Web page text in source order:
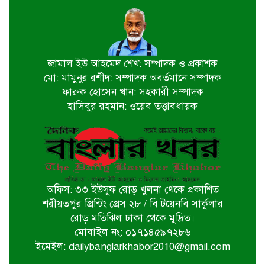
চার দিন পর গাজার ধ্বংসস্তূপ থেকে
উদ্ধার ১৯ মরদেহ
হরমুজ প্রণালি খুলতে জটিল শর্ত ইরানের
মির্জা ফখরুলই হচ্ছেন পরবর্তী রাষ্ট্রপতি
একগুচ্ছ উন্নয়ন প্রকল্প ও পুনর্বাসন
কার্যক্রম পরিদর্শন করলেন প্রধানমন্ত্রী
জামাল ইউ আহমেদ শেখ: সম্পাদক ও প্রকাশক
মো: মামুনুর রশীদ: সম্পাদক অবর্তমানে সম্পাদক
ফারুক হোসেন খান: সহকারী সম্পাদক
হাসিবুর রহমান: ওয়েব তত্ত্বাবধায়ক
অফিস: ৩৩ ইউসুফ রোড় খুলনা থেকে প্রকাশিত
শরীয়তপুর প্রিন্টিং প্রেস ২৮ / বি টয়েনবি সার্কুলার
রোড় মতিঝিল ঢাকা থেকে মুদ্রিত।
মোবাইল নং: ০১৭১৪৫৯৭২৮৬
ইমেইল: dailybanglarkhabor2010@gmail.com